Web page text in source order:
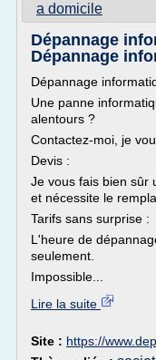
a domicile
Dépannage
Dépannage
Dépannage
Une panne
alentours ?
Contactez-moi, je
Devis :
Je vous fais bien sûr
et nécessite le
Tarifs sans surprise :
L'heure de
seulement.
Impossible...
Lire la suite
Site : https://